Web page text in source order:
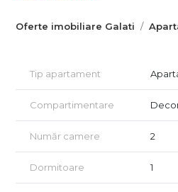
Oferte imobiliare Galati
asteptam sa ne contactati la
Tip apartament
Compartimentare
Număr camere 2
Dormitoare 1